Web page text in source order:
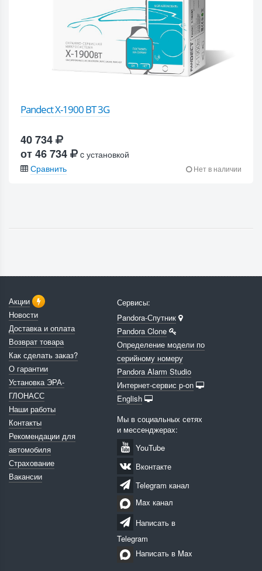
Pandect X-1900 BT 3G
40 734
от 46 734
c установкой
Сравнить
Нет в наличии
Акции
Новости
Доставка и оплата
Возврат товара
Как сделать заказ?
О гарантии
Установка ЭРА-
ГЛОНАСС
Наши работы
Контакты
Рекомендации для
автомобиля
Страхование
Вакансии
Сервисы:
Pandora-Спутник
Pandora Clone
Определение модели по
серийному номеру
Pandora Alarm Studio
Интернет-сервис p-on
English
Мы в социальных сетях
и мессенджерах:
YouTube
Вконтакте
Telegram канал
Max канал
Написать в
Telegram
Написать в Max